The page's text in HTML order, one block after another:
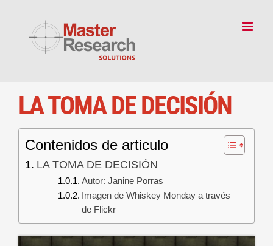
content
LA TOMA DE DECISIÓN
Contenidos de articulo
LA TOMA DE DECISIÓN
Autor: Janine Porras
Imagen de Whiskey Monday a través
de Flickr